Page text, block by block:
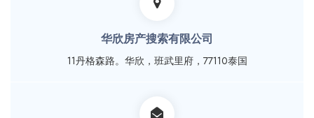
华欣房产搜索有限公司
11丹格森路。华欣，班武里府，77110泰国